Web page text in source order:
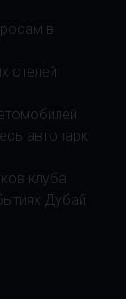
в
отелей
автопарк
клуба
Дубай